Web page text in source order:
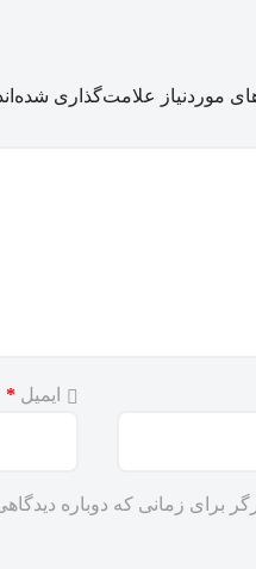
موردنیاز علامت‌گذاری
ایمیل*
برای زمانی که دوباره